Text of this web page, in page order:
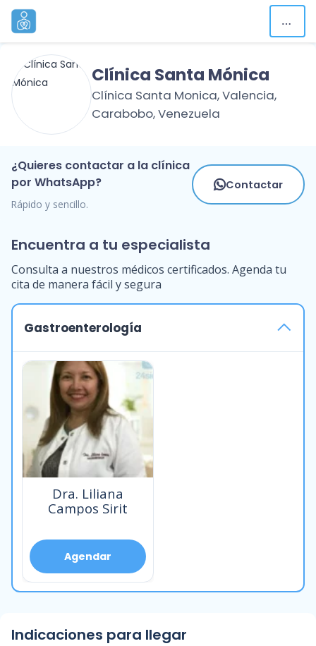
Clínica Santa Mónica
Clínica Santa Monica, Valencia,
Carabobo, Venezuela
¿Quieres contactar a la clínica
por WhatsApp?
Rápido y sencillo.
Contactar
Encuentra a tu especialista
Consulta a nuestros médicos certificados. Agenda tu
cita de manera fácil y segura
Gastroenterología
Dra. Liliana
Campos Sirit
Agendar
Indicaciones para llegar